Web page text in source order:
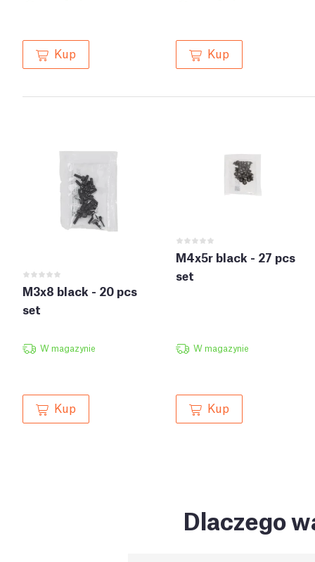
Kup Kup
M3x8 black - 20 pcs
set
W magazynie
Kup
M4x5r black - 27 pcs
set
W magazynie
Kup
Dlaczego